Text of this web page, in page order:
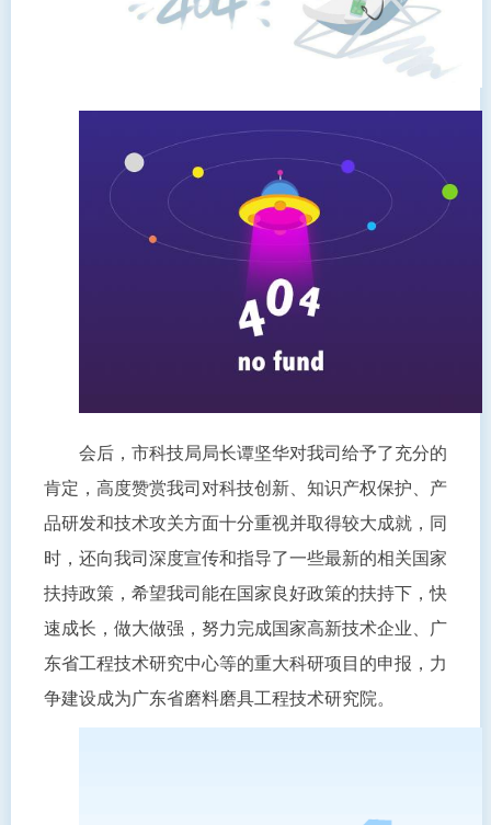
会后，市科技局局长谭坚华对我司给予了充分的
肯定，高度赞赏我司对科技创新、知识产权保护、产
品研发和技术攻关方面十分重视并取得较大成就，同
时，还向我司深度宣传和指导了一些最新的相关国家
扶持政策，希望我司能在国家良好政策的扶持下，快
速成长，做大做强，努力完成国家高新技术企业、广
东省工程技术研究中心等的重大科研项目的申报，力
争建设成为广东省磨料磨具工程技术研究院。